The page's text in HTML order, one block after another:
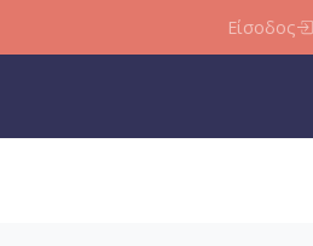
Είσοδος
23-1968-05-02]
01]